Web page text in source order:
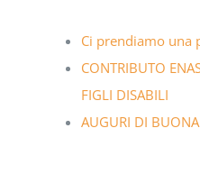
Ci prendiamo una
CONTRIBUTO
FIGLI DISABILI
AUGURI DI